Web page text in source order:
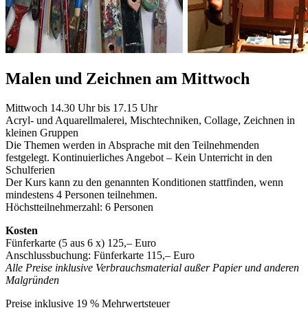
Malen und Zeichnen am Mittwoch
Mittwoch 14.30 Uhr bis 17.15 Uhr
Acryl- und Aquarellmalerei, Mischtechniken, Collage, Zeichnen in
kleinen Gruppen
Die Themen werden in Absprache mit den Teilnehmenden
festgelegt. Kontinuierliches Angebot – Kein Unterricht in den
Schulferien
Der Kurs kann zu den genannten Konditionen stattfinden, wenn
mindestens 4 Personen teilnehmen.
Höchstteilnehmerzahl: 6 Personen
Kosten
Fünferkarte (5 aus 6 x) 125,– Euro
Anschlussbuchung: Fünferkarte 115,– Euro
Alle Preise inklusive Verbrauchsmaterial außer Papier und anderen
Malgründen
Preise inklusive 19 % Mehrwertsteuer